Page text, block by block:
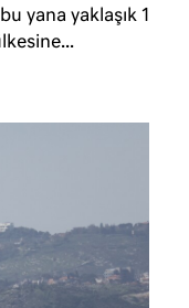
yana yaklaşık 1